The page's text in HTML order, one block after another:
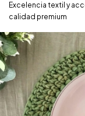
Excelencia textil y
calidad premium